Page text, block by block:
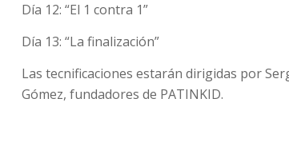
Día 12: “El 1 contra 1”
Día 13: “La finalización”
Las tecnificaciones estarán dirigidas por
Gómez, fundadores de PATINKID.